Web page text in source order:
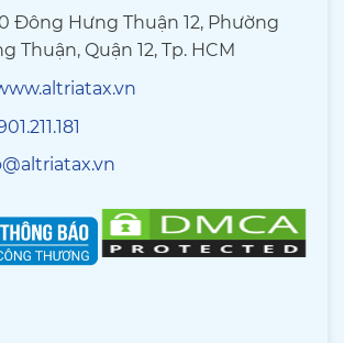
Đông Hưng Thuận 12, Phường
Thuận, Quận 12, Tp. HCM